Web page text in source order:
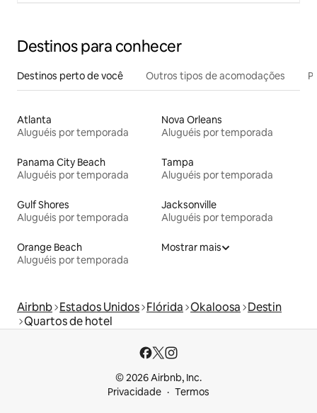
Destinos para conhecer
Destinos perto de você Outros tipos de acomodações
Atlanta
Aluguéis por temporada
Nova Orleans
Aluguéis por temporada
Panama City Beach
Aluguéis por temporada
Tampa
Aluguéis por temporada
Gulf Shores
Aluguéis por temporada
Jacksonville
Aluguéis por temporada
Orange Beach
Aluguéis por temporada
Mostrar mais
Airbnb Estados Unidos Flórida Okaloosa Destin
Quartos de hotel
© 2026 Airbnb, Inc.
Privacidade
Termos